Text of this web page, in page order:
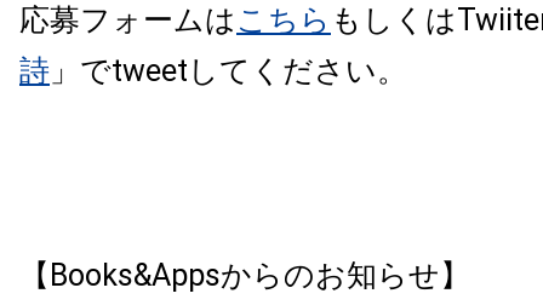
応募フォームは こちら もしくは
詩 」でtweetしてください。
【Books&Appsからのお知らせ】